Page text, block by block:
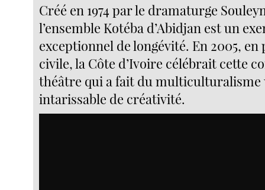
Créé en 1974 par le dramaturge
l’ensemble Kotéba d’Abidjan est un
exceptionnel de longévité. En 2005,
civile, la Côte d’Ivoire célébrait cette
théâtre qui a fait du multiculturalisme
intarissable de créativité.